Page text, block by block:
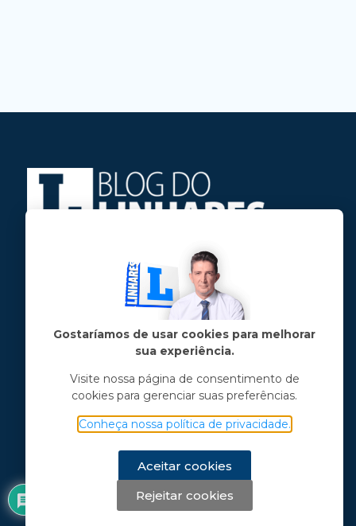
Jose Linhares Jr é maranhense.
Formado em Jornalismo, estudou filosofia
e tem pós-graduações em ciência política
e marketing político.
Menu principal
Notícias
Opinião
Chama o Linhares
Gostaríamos de usar cookies para melhorar
sua experiência.
Visite nossa página de consentimento de
cookies para gerenciar suas preferências.
Conheça nossa política de privacidade.
Aceitar cookies
Rejeitar cookies